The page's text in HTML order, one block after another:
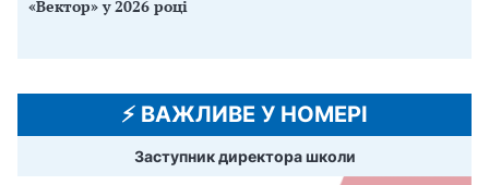
«Вектор» у 2026 році
⚡️ ВАЖЛИВЕ У НОМЕРІ
Заступник директора школи